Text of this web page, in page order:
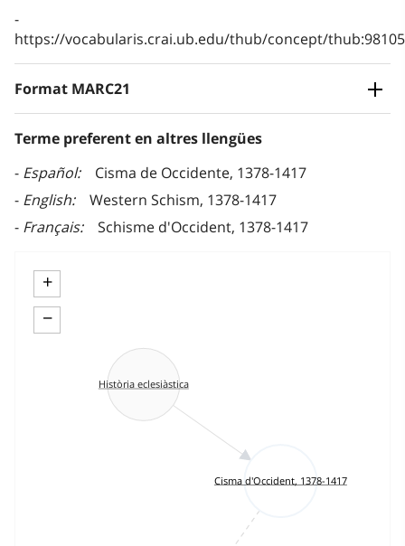
https://vocabularis.crai.ub.edu/thub/concept/
Format MARC21
Terme preferent en altres llengües
Español
Cisma de Occidente, 1378-1417
English
Western Schism, 1378-1417
Français
Schisme d'Occident, 1378-1417
+
−
Cisma d'Occident, 1378-1417
Història eclesiàstica